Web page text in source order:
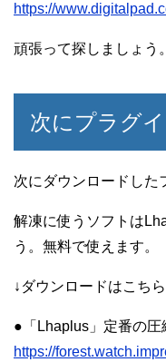
https://
頑張って探しましょう。
次にプラグ
次にダウンロードした
解凍に使うソフトは
う。無料で使えます。
↓ダウンロードはこちら
●「Lhaplus」定番の
https://